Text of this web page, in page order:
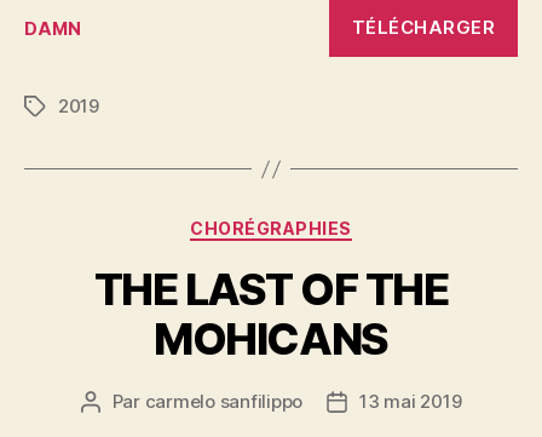
DAMN TÉLÉCHARGER
Étiquettes
2019
Catégories
CHORÉGRAPHIES
THE LAST OF THE
MOHICANS
Auteur
Par carmelo sanfilippo
Date13 mai 2019